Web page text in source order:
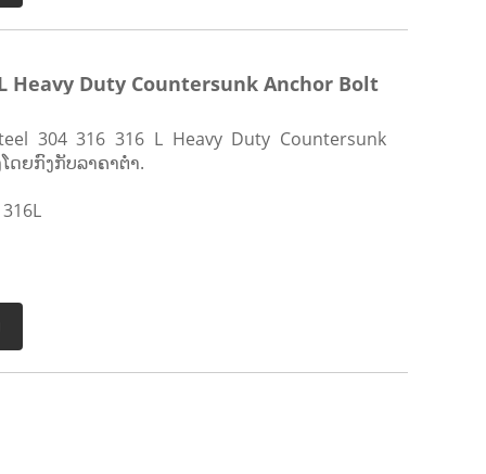
Heavy Duty Countersunk Anchor Bolt
304 316 316 L Heavy Duty Countersunk
ດຍກົງກັບລາຄາຕໍ່າ.